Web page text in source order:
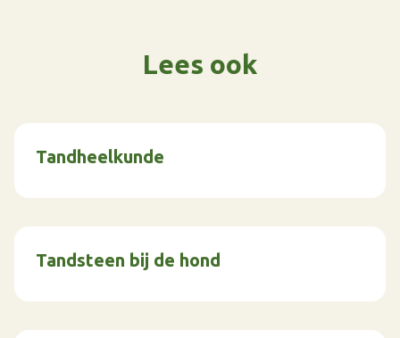
Lees ook
Tandheelkunde
Tandsteen bij de hond